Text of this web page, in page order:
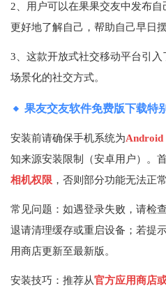
2、用户可以在果果交友中发布
更好地了解自己，帮助自己早日摆
3、这款开放式社交移动平台引
场景化的社交方式。
果友交友软件免费版下载特
安装前请确保手机系统为Android
知来源安装限制（安卓用户）。
相机权限 ，否则部分功能无法正
常见问题：如遇登录失败，请检
退请清理缓存或重启设备；若提
用商店更新至最新版。
安装技巧：推荐从官方应用商店